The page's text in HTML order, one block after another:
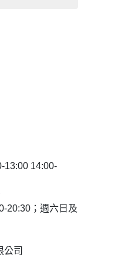
13:00 14:00-
20:30；週六日及
公司